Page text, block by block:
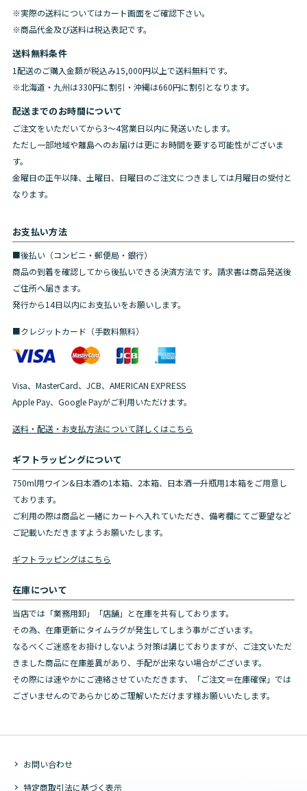
※実際の送料についてはカート画面をご確認下さい。
※商品代金及び送料は税込表記です。
送料無料条件
1配送のご購入金額が税込み15,000円以上で送料無料です。
※北海道・九州は330円に割引・沖縄は660円に割引となります。
配送までのお時間について
ご注文をいただいてから3〜4営業日以内に発送いたします。
ただし一部地域や離島へのお届けは更にお時間を要する可能性がございま
す。
金曜日の正午以降、土曜日、日曜日のご注文につきましては月曜日の受付と
なります。
お支払い方法
■後払い（コンビニ・郵便局・銀行）
商品の到着を確認してから後払いできる決済方法です。請求書は商品発送後
ご住所へ届きます。
発行から14日以内にお支払いをお願いします。
■クレジットカード（手数料無料）
Visa、MasterCard、JCB、AMERICAN EXPRESS
Apple Pay、Google Payがご利用いただけます。
送料・配送・お支払方法について詳しくはこちら
ギフトラッピングについて
750ml用ワイン&日本酒の1本箱、2本箱、日本酒一升瓶用1本箱をご用意し
ております。
ご利用の際は商品と一緒にカートへ入れていただき、備考欄にてご要望など
ご記載いただきますようお願いたします。
ギフトラッピングはこちら
在庫について
当店では「業務用卸」「店舗」と在庫を共有しております。
その為、在庫更新にタイムラグが発生してしまう事がございます。
なるべくご迷惑をお掛けしないよう対策は講じておりますが、ご注文いただ
きました商品に在庫差異があり、手配が出来ない場合がございます。
その際には速やかにご連絡させていただきます、「ご注文＝在庫確保」では
ございませんのであらかじめご理解いただけます様お願いいたします。
お問い合わせ
特定商取引法に基づく表示